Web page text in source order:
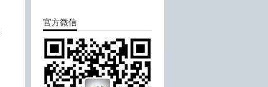
官方微信